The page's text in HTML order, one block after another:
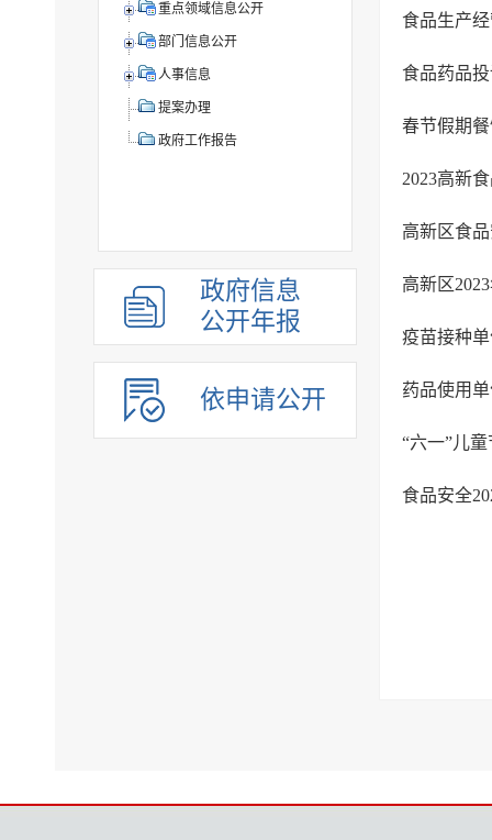
重点领域信息公开
部门信息公开
人事信息
提案办理
政府工作报告
政府信息
公开年报
依申请公开
食品生产
食品药品
春节假期
2023高新
高新区食
高新区
疫苗接种
药品使用
“六一”儿
食品安全